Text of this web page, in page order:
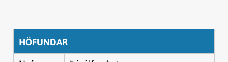
HÖFUNDAR